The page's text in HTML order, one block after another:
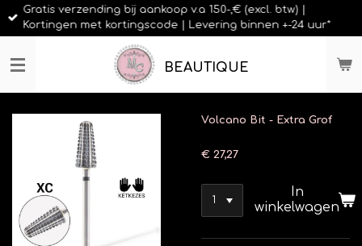
Ga
direct
de
BEAUTIQUE
Gratis verzending bij aankoop v.a 150-,€ (excl. btw) |
Kortingen met kortingscode | Levering binnen +-24 uur*
Volcano Bit - Extra Grof
€ 27,27
In
winkelwagen